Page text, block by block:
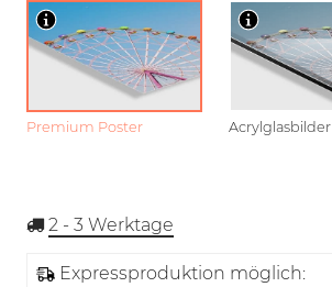
Premium Poster Acrylglasbilder
2 - 3 Werktage
Expressproduktion möglich: